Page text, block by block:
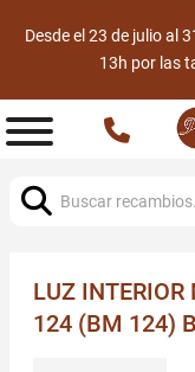
Desde el 23 de julio al
13h por las
LUZ INTERIOR
124 (BM 124)